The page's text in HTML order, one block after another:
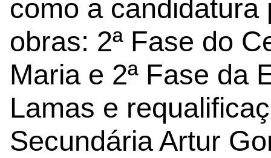
como a
obras: 2ª Fase do
Maria e 2ª Fase da
Lamas e
Secundária Artur